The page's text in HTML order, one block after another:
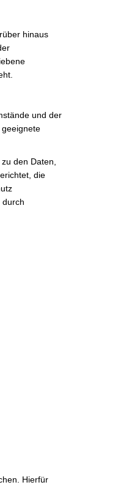
hinaus
und der
den Daten,
die
durch
Hierfür